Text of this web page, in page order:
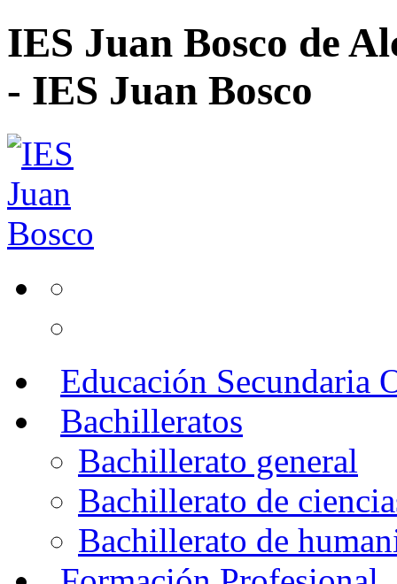
IES Juan Bosco de
- IES Juan Bosco
Educación Secundaria
Bachilleratos
Bachillerato general
Bachillerato de
Bachillerato de